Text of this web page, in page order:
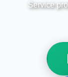
Service